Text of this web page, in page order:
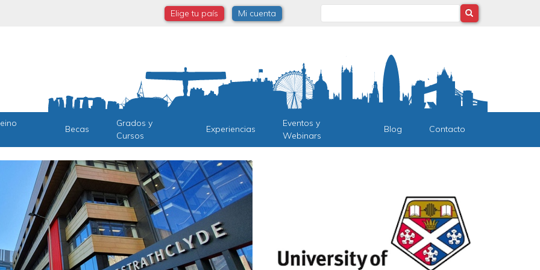
Elige tu país Mi cuenta
Becas
Grados y
Cursos
Experiencias
Eventos y
Webinars
Blog Contacto